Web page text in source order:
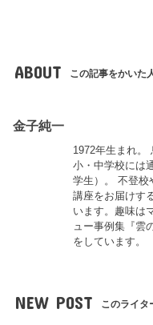
ABOUT この記事をかいた
金子純一
1972年生まれ。
小・中学校には
学生）。 不登校
講座をお届けす
います。趣味は
ュー事例集『雲
をしています。
NEW POST このライタ